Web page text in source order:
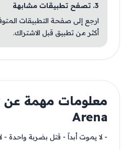
3. تصفح تطبيقات مشابهة
ارجع إلى صفحة التطبيقات
أكثر من تطبيق قبل الاشتراك.
Arena
- لا يموت أبداً - قتل بضربة واحدة -